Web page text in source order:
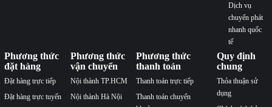
Dịch vụ
chuyển phát
nhanh quốc
tế
Phương thức
đặt hàng
Đặt hàng trực tiếp
Đặt hàng trực tuyến
Phương thức
vận chuyển
Nội thành TP.HCM
Nội thành Hà Nội
Phương thức
thanh toán
Thanh toán trực tiếp
Thanh toán chuyển
Quy định
chung
Thỏa thuận sử
dụng